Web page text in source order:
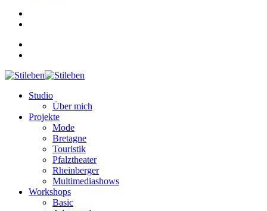
Studio
Über mich
Projekte
Mode
Bretagne
Touristik
Pfalztheater
Rheinberger
Multimediashows
Workshops
Basic